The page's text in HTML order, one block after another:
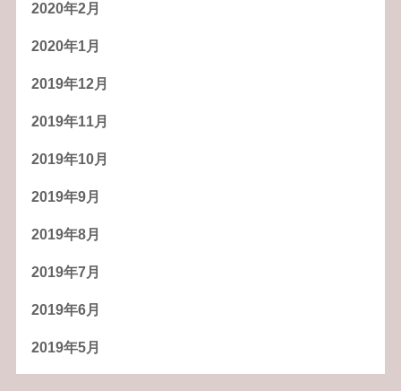
2020年2月
2020年1月
2019年12月
2019年11月
2019年10月
2019年9月
2019年8月
2019年7月
2019年6月
2019年5月